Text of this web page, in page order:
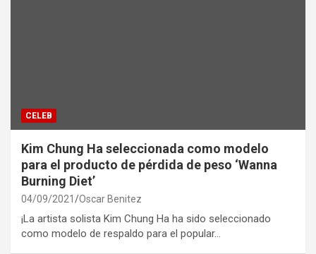
CELEB
Kim Chung Ha seleccionada como modelo
para el producto de pérdida de peso ‘Wanna
Burning Diet’
04/09/2021 Oscar Benitez
¡La artista solista Kim Chung Ha ha sido seleccionado
como modelo de respaldo para el popular…